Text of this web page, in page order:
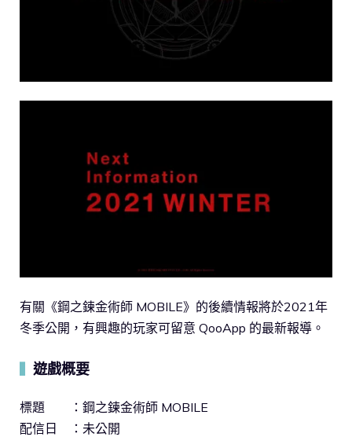
有關《鋼之鍊金術師 MOBILE》的後續情報將於2021年
冬季公開，有興趣的玩家可留意 QooApp 的最新報導。
遊戲概要
標題 ：鋼之鍊金術師 MOBILE
配信日 ：未公開